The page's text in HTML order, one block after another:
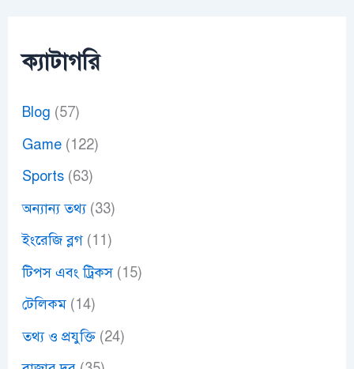
ক্যাটাগরি
Blog (57)
Game(122)
Sports(63)
অন্যান্য তথ্য(33)
ইংরেজি ব্লগ(11)
টিপস এবং ট্রিকস(15)
টেলিকম(14)
তথ্য ও প্রযুক্তি(24)